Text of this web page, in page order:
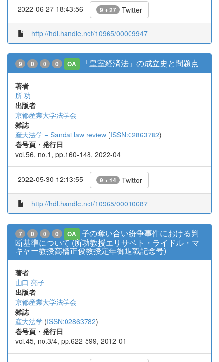
2022-06-27 18:43:56 9 + 27 Twitter
http://hdl.handle.net/10965/00009947
9 0 0 0 OA 「皇室経済法」の成立史と問題点
著者
所 功
出版者
京都産業大学法学会
雑誌
産大法学 = Sandai law review (ISSN:02863782)
巻号頁・発行日
vol.56, no.1, pp.160-148, 2022-04
2022-05-30 12:13:55 9 + 14 Twitter
http://hdl.handle.net/10965/00010687
7 0 0 0 OA
子の奪い合い紛争事件における判
断基準について (所功教授エリサベト・ライドル・マ
キャー教授高橋正俊教授定年御退職記念号)
著者
山口 亮子
出版者
京都産業大学法学会
雑誌
産大法学 (ISSN:02863782)
巻号頁・発行日
vol.45, no.3/4, pp.622-599, 2012-01